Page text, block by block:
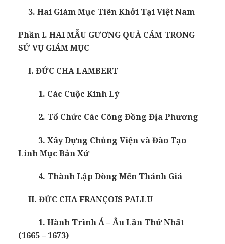
3. Hai Giám Mục Tiên Khởi Tại Việt Nam
Phần I. HAI MẪU GƯƠNG QUẢ CẢM TRONG
SỨ VỤ GIÁM MỤC
I. ĐỨC CHA LAMBERT
1. Các Cuộc Kinh Lý
2. Tổ Chức Các Công Đồng Địa Phương
3. Xây Dựng Chủng Viện và Đào Tạo
Linh Mục Bản Xứ
4. Thành Lập Dòng Mến Thánh Giá
II. ĐỨC CHA FRANÇOIS PALLU
1. Hành Trình Á – Âu Lần Thứ Nhất
(1665 – 1673)